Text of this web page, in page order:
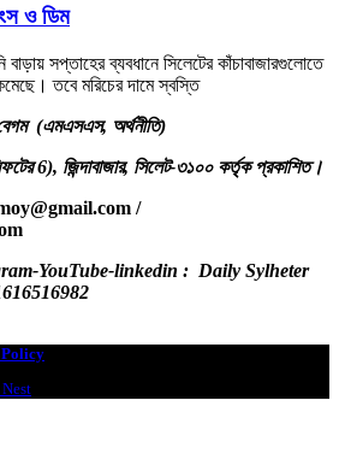
ও ডিম
সপ্তাহের ব্যবধানে সিলেটের কাঁচাবাজারগুলোতে
তবে মরিচের দামে স্বস্তি
(এমএসএস, অর্থনীতি)
6), জিন্দাবাজার, সিলেট-৩১০০ কর্তৃক প্রকাশিত।
/
YouTube-linkedin : Daily Sylheter